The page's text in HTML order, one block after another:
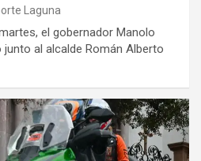
Laguna
el gobernador Manolo
al alcalde Román Alberto